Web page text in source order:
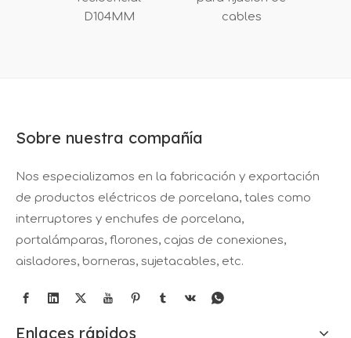
D104MM
cables
Sobre nuestra compañía
Nos especializamos en la fabricación y exportación
de productos eléctricos de porcelana, tales como
interruptores y enchufes de porcelana,
portalámparas, florones, cajas de conexiones,
aisladores, borneras, sujetacables, etc.
Enlaces rápidos